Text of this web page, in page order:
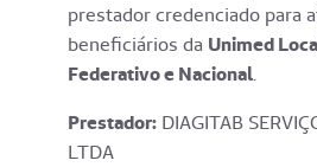
prestador credenciado para
beneficiários da Unimed
Federativo e Nacional.
Prestador: DIAGITAB
LTDA